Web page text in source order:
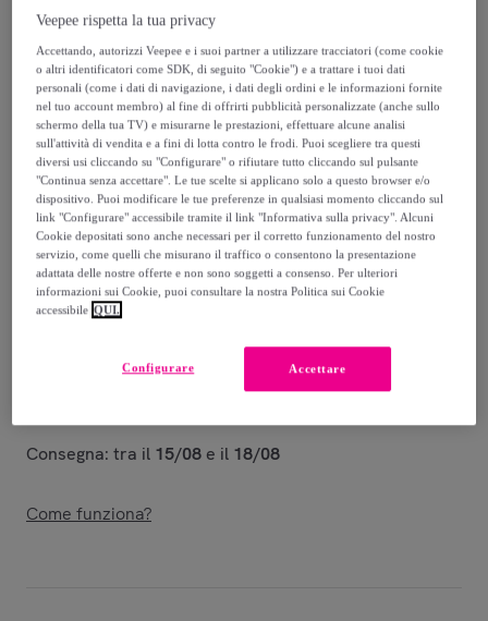
Ambassade - Piatto da portata (x6)
Modello: Ambassade - Piatto da portata
(x6)
86,20 €
101,40 €
-14%
Venduto daAmefa Couzon
Consegna
Consegna: tra il 15/08 e il 18/08
Come funziona?
Veepee rispetta la tua privacy
Accettando, autorizzi Veepee e i suoi partner a utilizzare tracciatori (come cookie
o altri identificatori come SDK, di seguito "Cookie") e a trattare i tuoi dati
personali (come i dati di navigazione, i dati degli ordini e le informazioni fornite
nel tuo account membro) al fine di offrirti pubblicità personalizzate (anche sullo
schermo della tua TV) e misurarne le prestazioni, effettuare alcune analisi
sull'attività di vendita e a fini di lotta contro le frodi. Puoi scegliere tra questi
diversi usi cliccando su "Configurare" o rifiutare tutto cliccando sul pulsante
"Continua senza accettare". Le tue scelte si applicano solo a questo browser e/o
dispositivo. Puoi modificare le tue preferenze in qualsiasi momento cliccando sul
link "Configurare" accessibile tramite il link "Informativa sulla privacy". Alcuni
Cookie depositati sono anche necessari per il corretto funzionamento del nostro
servizio, come quelli che misurano il traffico o consentono la presentazione
adattata delle nostre offerte e non sono soggetti a consenso. Per ulteriori
informazioni sui Cookie, puoi consultare la nostra Politica sui Cookie
accessibile QUI.
Accettare
Configurare